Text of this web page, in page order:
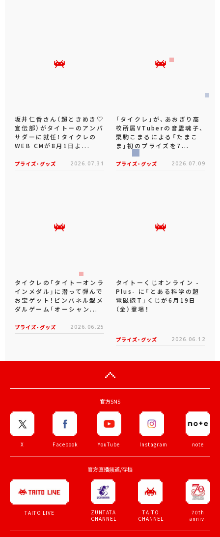
坂井仁香さん（超ときめき♡
宣伝部）がタイトーのアンバ
サダーに就任！タイクレの
WEB CMが8月1日よ...
プライズ・グッズ 2026.07.31
「タイクレ」が、あおぎり高
校所属VTuberの音霊魂子、
栗駒こまるによる「たまこ
ま」初のプライズを7...
プライズ・グッズ 2026.07.09
タイクレの「タイトーオンラ
インメダル」に潜って弾んで
お宝ゲット！ピンパネル型メ
ダルゲーム「オーシャン...
プライズ・グッズ 2026.06.25
タイトーくじオンライン -
Plus- に「とある科学の超
電磁砲T」くじが6月19日
（金）登場！
プライズ・グッズ 2026.06.12
官方SNS
X Facebook YouTube Instagram note
官方直播频道/存档
TAITO LIVE
ZUNTATA
CHANNEL
TAITO
CHANNEL
70th
anniv.